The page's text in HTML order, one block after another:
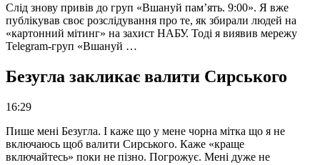
Слід знову привів до груп «Вшануй пам’ять. 9:00». Я вже
публікував своє розслідування про те, як збирали людей на
«картонний мітинг» на захист НАБУ. Тоді я виявив мережу
Telegram-груп «Вшануй …
Безугла закликає валити Сирського
16:29
Пише мені Безугла. І каже що у мене чорна мітка що я не
включаюсь щоб валити Сирського. Каже «краще
включайтесь» поки не пізно. Погрожує. Мені дуже не